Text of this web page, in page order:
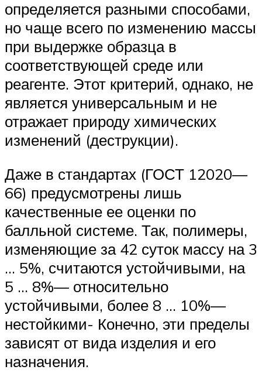
опреде­ляется разными способами,
но чаще всего по изменению массы
при выдержке образца в
соответствующей среде или
реагенте. Этот критерий, однако, не
является универсальным и не
отража­ет природу химических
изменений (деструкции).
Даже в стан­дартах (ГОСТ 12020—
66) предусмотрены лишь
качественные ее оценки по
балльной системе. Так, полимеры,
изменяющие за 42 суток массу на 3
… 5%, считаются устойчивыми, на
5 … 8%— относительно
устойчивыми, более 8 … 10%—
нестойкими- Конеч­но, эти пределы
зависят от вида изделия и его
назначения.